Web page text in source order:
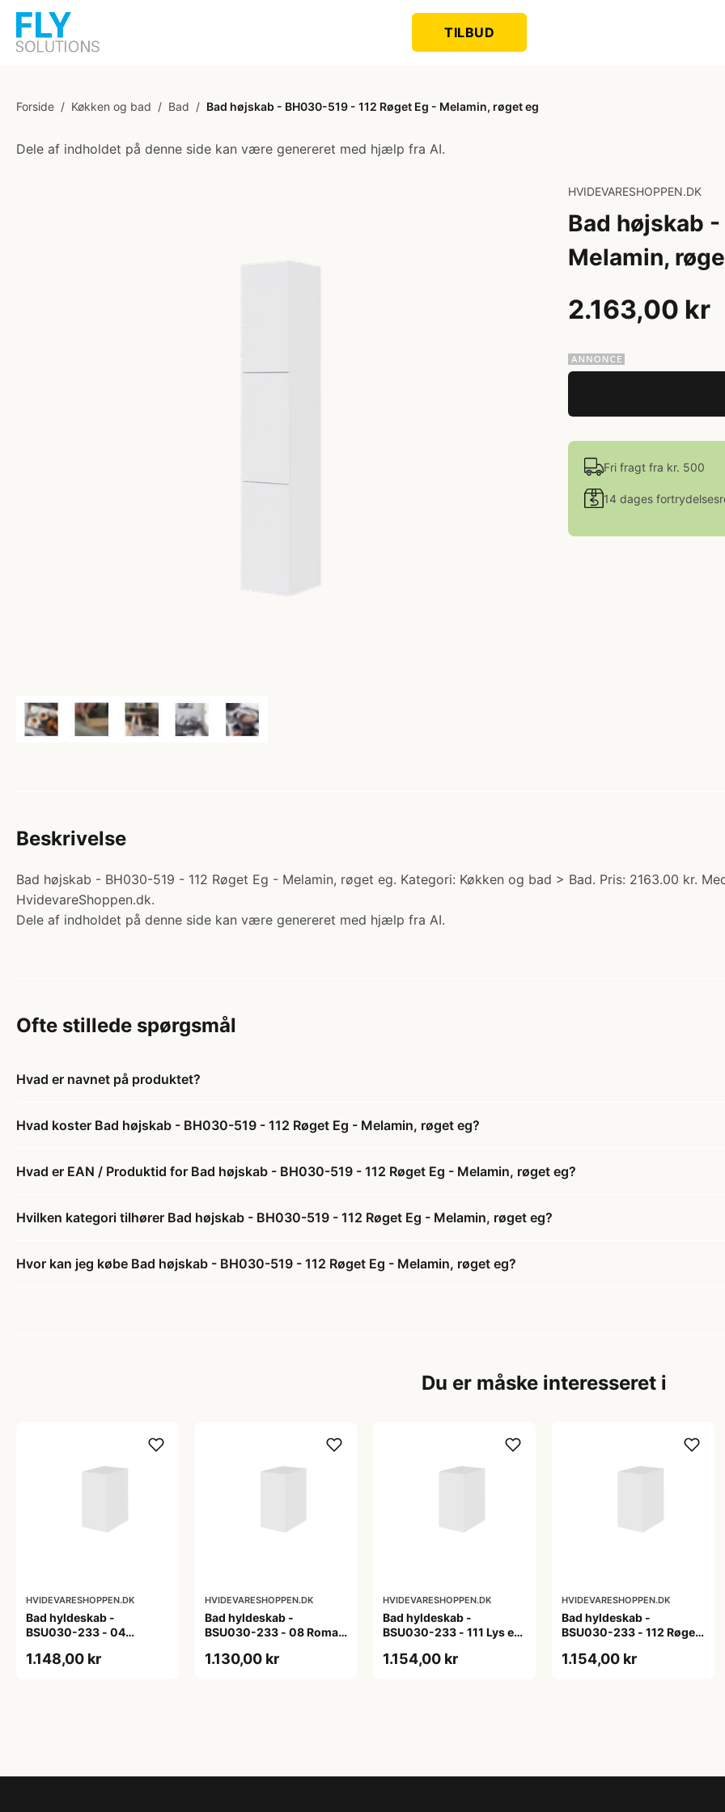
TILBUD
Forside / Køkken og bad / Bad / Bad højskab - BH030-519 - 112 Røget Eg - Melamin, røget eg
Dele af indholdet på denne side kan være genereret med hjælp fra AI.
HVIDEVARESHOPPEN.DK
Bad højskab
Melamin,
2.163,00 kr
Fri fragt fra kr. 500
14 dages
Beskrivelse
Bad højskab - BH030-519 - 112 Røget Eg - Melamin, røget eg. Kategori: Køkken og bad > Bad. Pris: 2163.00 kr.
HvidevareShoppen.dk.
Dele af indholdet på denne side kan være genereret med hjælp fra AI.
Ofte stillede spørgsmål
Hvad er navnet på produktet?
Hvad koster Bad højskab - BH030-519 - 112 Røget Eg - Melamin, røget eg?
Hvad er EAN / Produktid for Bad højskab - BH030-519 - 112 Røget Eg - Melamin, røget eg?
Hvilken kategori tilhører Bad højskab - BH030-519 - 112 Røget Eg - Melamin, røget eg?
Hvor kan jeg købe Bad højskab - BH030-519 - 112 Røget Eg - Melamin, røget eg?
Du er måske interesseret i
HVIDEVARESHOPPEN.DK
Bad hyldeskab -
BSU030-233 - 04
1.148,00 kr
HVIDEVARESHOPPEN.DK
Bad hyldeskab -
BSU030-233 - 08 Roma -
1.130,00 kr
HVIDEVARESHOPPEN.DK
Bad hyldeskab -
BSU030-233 - 111 Lys eg
1.154,00 kr
HVIDEVARESHOPPEN.DK
Bad hyldeskab -
BSU030-233 - 112 Røget
1.154,00 kr